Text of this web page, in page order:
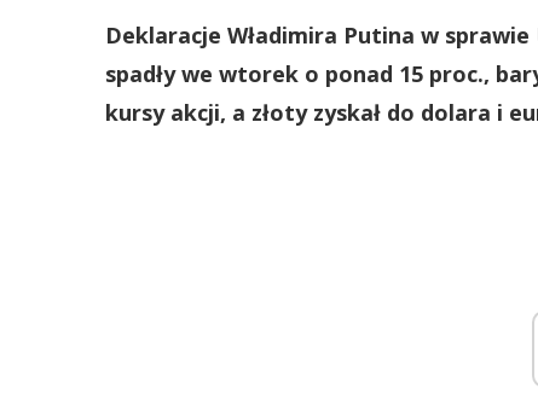
Deklaracje Władimira Putina w
spadły we wtorek o ponad 15 proc.,
kursy akcji, a złoty zyskał do dolara i